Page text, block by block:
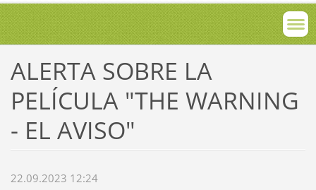
ALERTA SOBRE LA
PELÍCULA "THE WARNING
- EL AVISO"
22.09.2023 12:24